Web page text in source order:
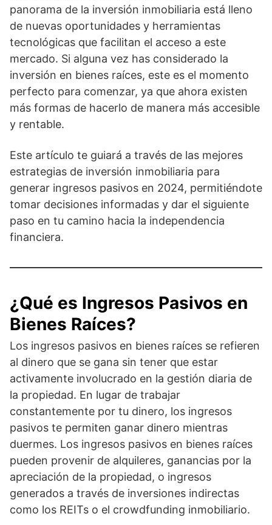
panorama de la inversión inmobiliaria está lleno
de nuevas oportunidades y herramientas
tecnológicas que facilitan el acceso a este
mercado. Si alguna vez has considerado la
inversión en bienes raíces, este es el momento
perfecto para comenzar, ya que ahora existen
más formas de hacerlo de manera más accesible
y rentable.
Este artículo te guiará a través de las mejores
estrategias de inversión inmobiliaria para
generar ingresos pasivos en 2024, permitiéndote
tomar decisiones informadas y dar el siguiente
paso en tu camino hacia la independencia
financiera.
¿Qué es Ingresos Pasivos en
Bienes Raíces?
Los ingresos pasivos en bienes raíces se refieren
al dinero que se gana sin tener que estar
activamente involucrado en la gestión diaria de
la propiedad. En lugar de trabajar
constantemente por tu dinero, los ingresos
pasivos te permiten ganar dinero mientras
duermes. Los ingresos pasivos en bienes raíces
pueden provenir de alquileres, ganancias por la
apreciación de la propiedad, o ingresos
generados a través de inversiones indirectas
como los REITs o el crowdfunding inmobiliario.